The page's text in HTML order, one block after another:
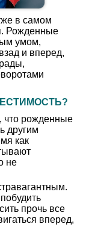
в самом
Рожденные
умом,
и вперед,
что рожденные
другим
как
не
прочь все
вперед,